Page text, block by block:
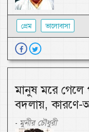
প্রেম ভালোবাসা
মানুষ মরে গেলে
বদলায়, কারণে-
- মুনীর চৌধুরী